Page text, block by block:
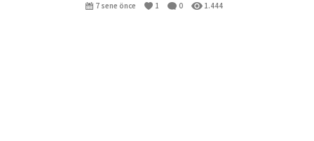
7 sene önce 1 0 1.444